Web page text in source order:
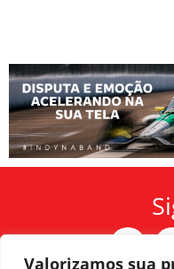
Valorizamos sua